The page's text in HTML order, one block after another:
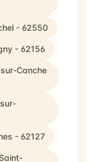
- 62550
- 62156
Canche
- 62127